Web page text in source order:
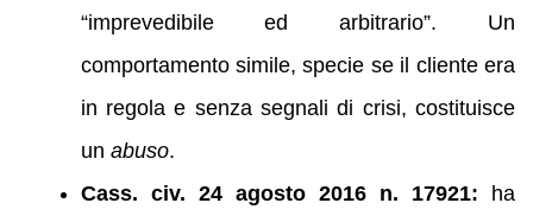
“imprevedibile ed arbitrario”. Un
comportamento simile, specie se il cliente era
in regola e senza segnali di crisi, costituisce
un abuso.
Cass. civ. 24 agosto 2016 n. 17921: ha